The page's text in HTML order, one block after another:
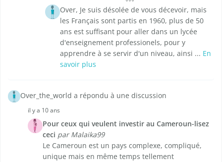
Over, Je suis désolée de vous décevoir, mais
les Français sont partis en 1960, plus de 50
ans est suffisant pour aller dans un lycée
d'enseignement professionels, pour y
apprendre à se servir d'un niveau, ainsi ... En
savoir plus
Over_the_world a répondu à une discussion
il y a 10 ans
Pour ceux qui veulent investir au Cameroun-lisez
ceci par Malaika99
Le Cameroun est un pays complexe, compliqué,
unique mais en même temps tellement